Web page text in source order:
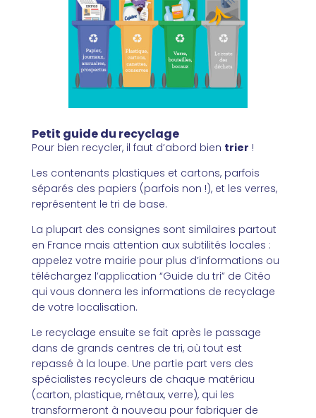
Petit guide du recyclage
Pour bien recycler, il faut d’abord bien trier !
Les contenants plastiques et cartons, parfois
séparés des papiers (parfois non !), et les verres,
représentent le tri de base.
La plupart des consignes sont similaires partout
en France mais attention aux subtilités locales :
appelez votre mairie pour plus d’informations ou
téléchargez l’application “Guide du tri” de Citéo
qui vous donnera les informations de recyclage
de votre localisation.
Le recyclage ensuite se fait après le passage
dans de grands centres de tri, où tout est
repassé à la loupe. Une partie part vers des
spécialistes recycleurs de chaque matériau
(carton, plastique, métaux, verre), qui les
transformeront à nouveau pour fabriquer de